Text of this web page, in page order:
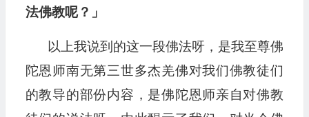
法佛教呢？」
以上我说到的这一段佛法呀，是我至尊佛
陀恩师南无第三世多杰羌佛对我们佛教徒们
的教导的部份内容，是佛陀恩师亲自对佛教